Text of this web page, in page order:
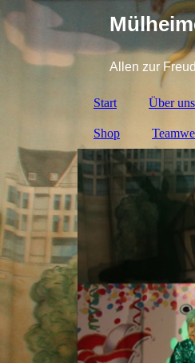
Allen zur
Start Über uns
Shop